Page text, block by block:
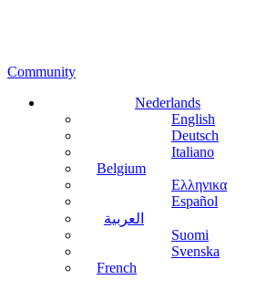
Community
Nederlands
English
Deutsch
Italiano
Belgium
Ελληνικα
Español
العربية
Suomi
Svenska
French